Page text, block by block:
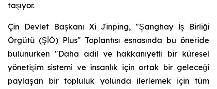
taşıyor.
Çin Devlet Başkanı Xi Jinping, "Şanghay İş Birliği
Örgütü (ŞİÖ) Plus" Toplantısı esnasında bu öneride
bulunurken "Daha adil ve hakkaniyetli bir küresel
yönetişim sistemi ve insanlık için ortak bir geleceği
paylaşan bir topluluk yolunda ilerlemek için tüm